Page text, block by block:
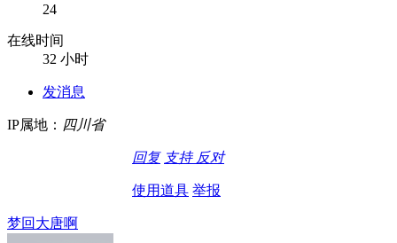
24
在线时间
32 小时
发消息
IP属地： 四川省
回复 支持 反对
使用道具 举报
梦回大唐啊